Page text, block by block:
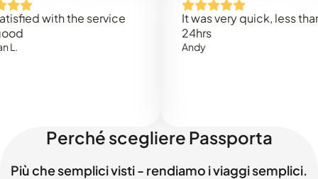
with the service
It was very quick, less than
Perché scegliere Passporta
Più che semplici visti - rendiamo i viaggi semplici.